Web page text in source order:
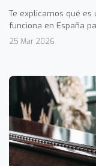
Te explicamos qué
funciona en España
25 Mar 2026